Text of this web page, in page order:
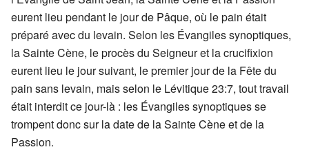
eurent lieu pendant le jour de Pâque, où le pain était
préparé avec du levain. Selon les Évangiles synoptiques,
la Sainte Cène, le procès du Seigneur et la crucifixion
eurent lieu le jour suivant, le premier jour de la Fête du
pain sans levain, mais selon le Lévitique 23:7, tout travail
était interdit ce jour-là : les Évangiles synoptiques se
trompent donc sur la date de la Sainte Cène et de la
Passion.